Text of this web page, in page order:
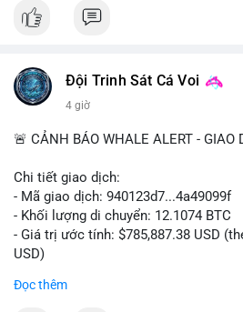
#ofacsanctions
Đội Trinh Sát Cá Voi
4 giờ
🚨 CẢNH BÁO WHALE ALERT - GIAO
Chi tiết giao dịch:
- Mã giao dịch: 940123d7...4a49099f
- Khối lượng di chuyển: 12.1074 BTC
- Giá trị ước tính: $785,887.38 USD
USD)
Đọc thêm